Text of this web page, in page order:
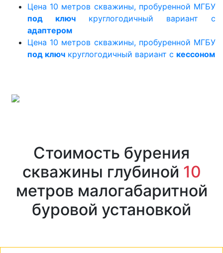
Цена 10 метров скважины, пробуренной МГБУ
под ключ круглогодичный вариант с
адаптером
Цена 10 метров скважины, пробуренной МГБУ
под ключ круглогодичный вариант с кессоном
Стоимость бурения
скважины глубиной 10
метров малогабаритной
буровой установкой